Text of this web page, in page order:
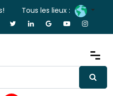
Tous les lieux :